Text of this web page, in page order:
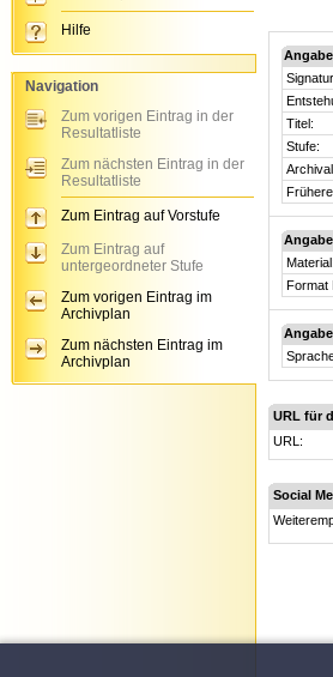
Titel:
Stufe:
Material:
Format
URL für
URL:
Social
Hilfe
Navigation
Zum vorigen Eintrag in der
Resultatliste
Zum nächsten Eintrag in der
Resultatliste
Zum Eintrag auf Vorstufe
Zum Eintrag auf
untergeordneter Stufe
Zum vorigen Eintrag im
Archivplan
Zum nächsten Eintrag im
Archivplan